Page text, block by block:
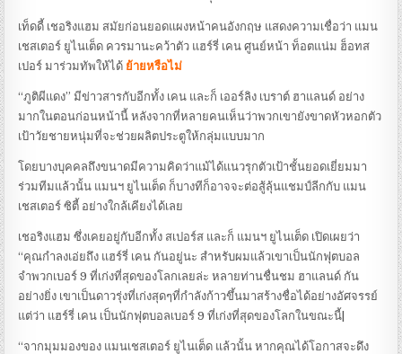
เท็ดดี้ เชอริงแฮม สมัยก่อนยอดแผงหน้าคนอังกฤษ แสดงความเชื่อว่า แมน
เชสเตอร์ ยูไนเต็ด ควรมานะคว้าตัว แฮร์รี่ เคน ศูนย์หน้า ท็อตแน่ม ฮ็อทส
เปอร์ มาร่วมทัพให้ได้ ย้ายหรือไม่
“ภูติผีแดง” มีข่าวสารกับอีกทั้ง เคน และก็ เออร์ลิง เบราต์ ฮาแลนด์ อย่าง
มากในตอนก่อนหน้านี้ หลังจากที่หลายคนเห็นว่าพวกเขายังขาดหัวหอกตัว
เป้าวัยชายหนุ่มที่จะช่วยผลิตประตูให้กลุ่มแบบมาก
โดยบางบุคคลถึงขนาดมีความคิดว่าแม้ได้แนวรุกตัวเป้าชั้นยอดเยี่ยมมา
ร่วมทีมแล้วนั้น แมนฯ ยูไนเต็ด ก็บางทีก็อาจจะต่อสู้ลุ้นแชมป์ลีกกับ แมน
เชสเตอร์ ซิตี้ อย่างใกล้เคียงได้เลย
เชอริงแฮม ซึ่งเคยอยู่กับอีกทั้ง สเปอร์ส และก็ แมนฯ ยูไนเต็ด เปิดเผยว่า
“คุณกำลงเอ่ยถึง แฮร์รี่ เคน กันอยู่นะ สำหรับผมแล้วเขาเป็นนักฟุตบอล
จำพวกเบอร์ 9 ที่เก่งที่สุดของโลกเลยล่ะ หลายท่านชื่นชม ฮาแลนด์ กัน
อย่างยิ่ง เขาเป็นดาวรุ่งที่เก่งสุดๆที่กำลังก้าวขึ้นมาสร้างชื่อได้อย่างอัศจรรย์
แต่ว่า แฮร์รี่ เคน เป็นนักฟุตบอลเบอร์ 9 ที่เก่งที่สุดของโลกในขณะนี้|
“จากมุมมองของ แมนเชสเตอร์ ยูไนเต็ด แล้วนั้น หากคุณได้โอกาสจะดึง